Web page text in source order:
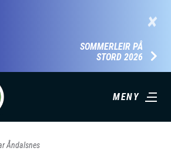
SOMMERLEIR PÅ
STORD 2026
×
MENY
Åndalsnes